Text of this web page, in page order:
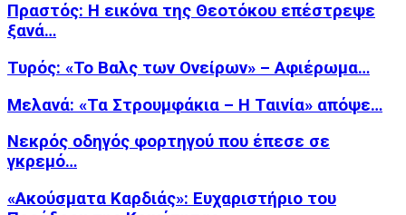
Πραστός: Η εικόνα της Θεοτόκου επέστρεψε
ξανά…
Τυρός: «Το Βαλς των Ονείρων» – Αφιέρωμα…
Μελανά: «Τα Στρουμφάκια – Η Ταινία» απόψε…
Νεκρός οδηγός φορτηγού που έπεσε σε
γκρεμό…
«Ακούσματα Καρδιάς»: Ευχαριστήριο του